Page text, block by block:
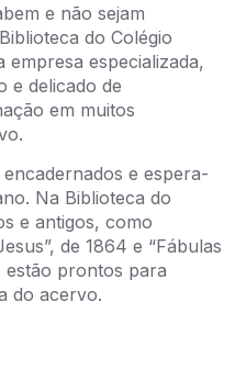
e não sejam
do Colégio
especializada,
e delicado de
em muitos
e espera-
Na Biblioteca do
e antigos, como
de 1864 e “Fábulas
estão prontos para
do acervo.